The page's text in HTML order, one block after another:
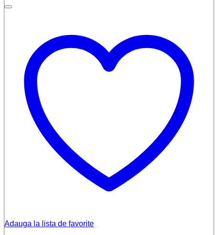
Adauga la lista de favorite